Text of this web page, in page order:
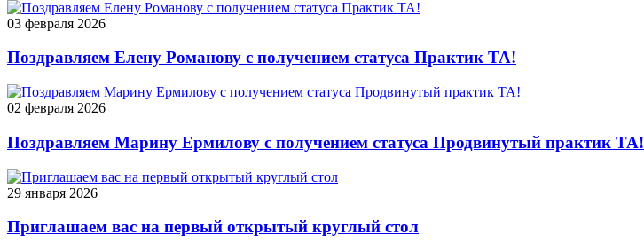
03 февраля 2026
Поздравляем Елену Романову с получением статуса Практик ТА!
02 февраля 2026
Поздравляем Марину Ермилову с получением статуса Продвинутый практик ТА!
29 января 2026
Приглашаем вас на первый открытый круглый стол